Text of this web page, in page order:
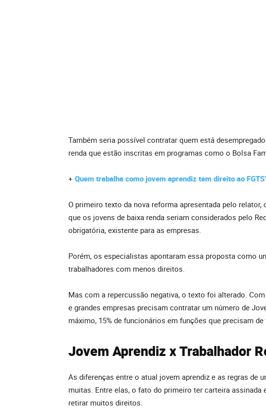
Também seria possível contratar quem está
renda que estão inscritas em programas como o Bolsa
+ Quem trabalha como jovem aprendiz tem direito ao
O primeiro texto da nova reforma apresentada pelo relator,
que os jovens de baixa renda seriam considerados pelo
obrigatória, existente para as empresas.
Porém, os especialistas apontaram essa proposta como
trabalhadores com menos direitos.
Mas com a repercussão negativa, o texto foi alterado.
e grandes empresas precisam contratar um número de
máximo, 15% de funcionários em funções que precisam
Jovem Aprendiz x Trabalhador
As diferenças entre o atual jovem aprendiz e as regras de
muitas. Entre elas, o fato do primeiro ter carteira assinada
retirar muitos direitos.